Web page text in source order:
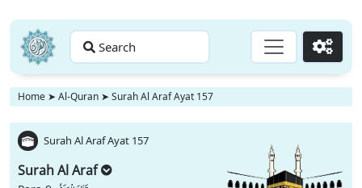
Search Go
Home ➤ Al-Quran ➤ Surah Al Araf Ayat 157
Surah Al Araf Ayat 157
Surah Al Araf